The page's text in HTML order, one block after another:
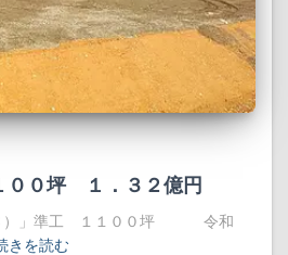
００坪 １．３２億円
さ）」準工 １１００坪 令和
きを読む